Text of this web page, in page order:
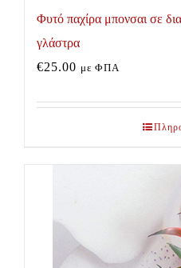
Φυτό παχίρα μπονσαι σε
γλάστρα
€25.00 με ΦΠΑ